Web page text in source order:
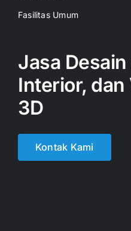
Fasilitas Umum
Jasa
Interior,
3D
Kontak Kami